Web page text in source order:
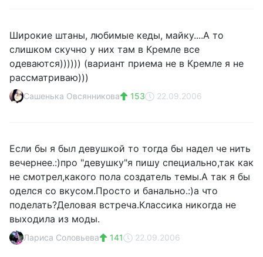
Широкие штаны, любимые кеды, майку....А то
слишком скучно у них там в Кремле все
одеваются)))))) (вариант приема не в Кремле я не
рассматриваю)))
Сашенька Овсянникова 153 22.09.2006
Если бы я был девушкой то тогда бы надел че нить
вечернее.:)про "девушку"я пишу специально,так как
не смотрел,какого пола создатель темы.А так я бы
оделся со вкусом.Просто и банально.:)а что
поделать?Деловая встреча.Классика никогда не
выходила из моды.
Лариса Соловьева 141 22.09.2006